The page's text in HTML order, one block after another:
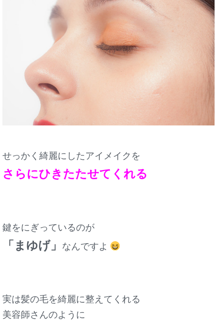
せっかく綺麗にしたアイメイクを
さらにひきたたせてくれる
鍵をにぎっているのが
「まゆげ」 なんですよ
実は髪の毛を綺麗に整えてくれる
美容師さんのように